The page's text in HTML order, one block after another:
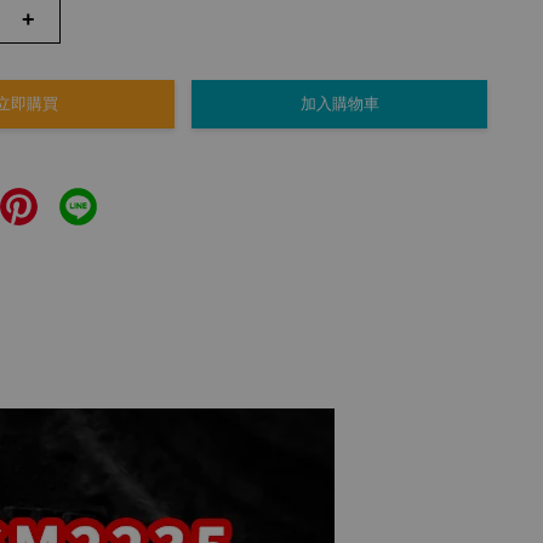
+
即購買 加入購物車